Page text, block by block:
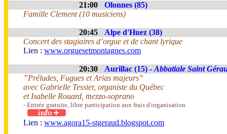
21:00
Olonnes (85)
Famille Clement (10 musiciens)
20:45
Alpe d'Huez (38)
Concert des stagiaires d’orgue et de chant lyrique
Lien : www.orguesetmontagnes.com
20:30 Aurillac (15) - Abbatiale Saint
”Préludes, Fugues et Arias majeurs”
avec Gabrielle Tessier, organiste du Québec
et Isabelle Rouard, mezzo-soprano
- Entrée gratuite, libre participation aux frais d'organisation
Lien : www.agora15-stgeraud.blogspot.com